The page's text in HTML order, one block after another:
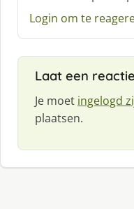
e
:
Login om te
Laat een
Je moet ingelogd
plaatsen.